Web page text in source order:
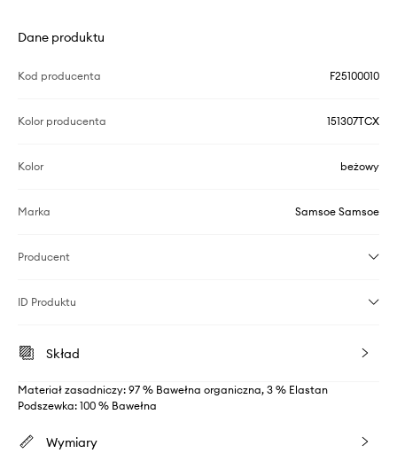
Dane produktu
Kod producenta F25100010
Kolor producenta 151307TCX
Kolor beżowy
Marka Samsoe Samsoe
Producent
ID Produktu
Skład
Materiał zasadniczy: 97 % Bawełna organiczna, 3 % Elastan
Podszewka: 100 % Bawełna
Wymiary